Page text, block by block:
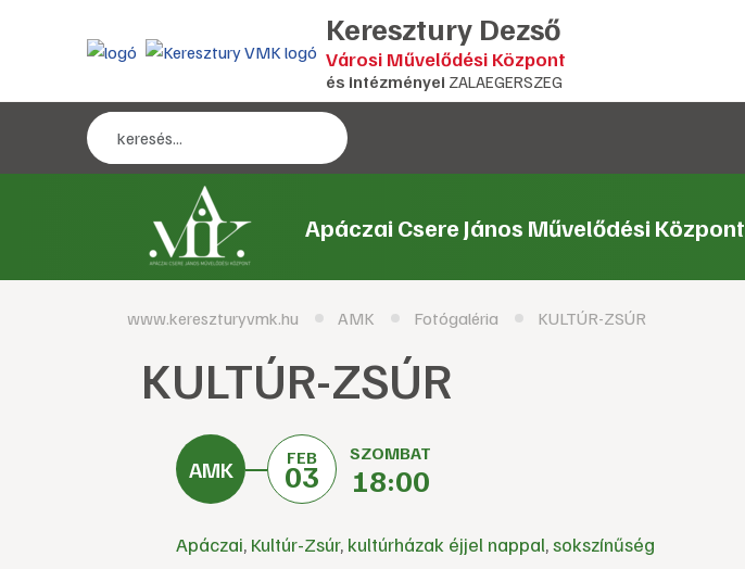
Keresztury Dezső
Városi Művelődési Központ
és intézményei ZALAEGERSZEG
Apáczai Csere János Művelődési Központ
www.kereszturyvmk.hu AMK Fotógaléria KULTÚR-ZSÚR
KULTÚR-ZSÚR
FEB
03
SZOMBAT
18:00
Apáczai, Kultúr-Zsúr, kultúrházak éjjel nappal,sokszínűség